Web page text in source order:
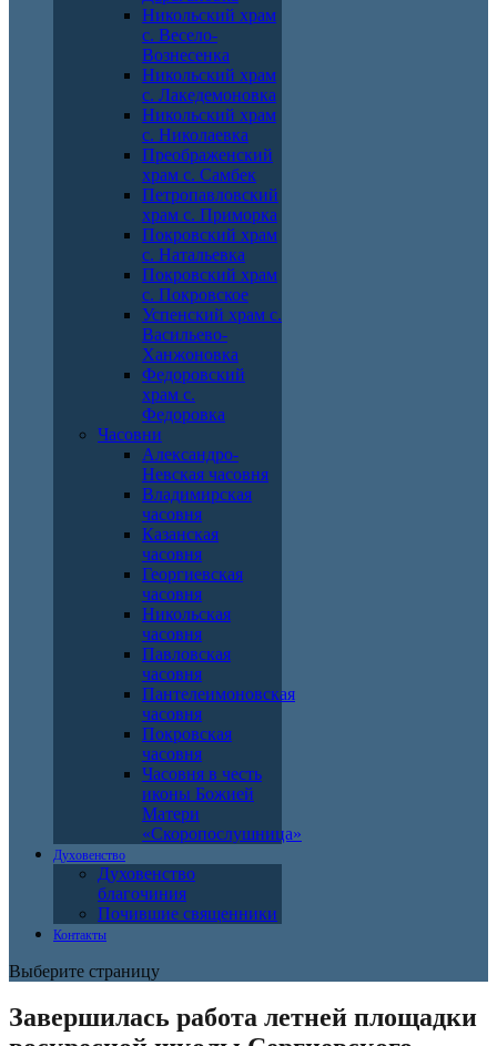
Никольский храм
с. Весело-
Вознесенка
Никольский храм
с. Лакедемоновка
Никольский храм
с. Николаевка
Преображенский
храм с. Самбек
Петропавловский
храм с. Приморка
Покровский храм
с. Натальевка
Покровский храм
с. Покровское
Успенский храм с.
Васильево-
Ханжоновка
Федоровский
храм с.
Федоровка
Часовни
Александро-
Невская часовня
Владимирская
часовня
Казанская
часовня
Георгиевская
часовня
Никольская
часовня
Павловская
часовня
Пантелеимоновская
часовня
Покровская
часовня
Часовня в честь
иконы Божией
Матери
«Скоропослушница»
Духовенство
Духовенство
благочиния
Почившие священники
Контакты
Выберите страницу
Завершилась работа летней площадки